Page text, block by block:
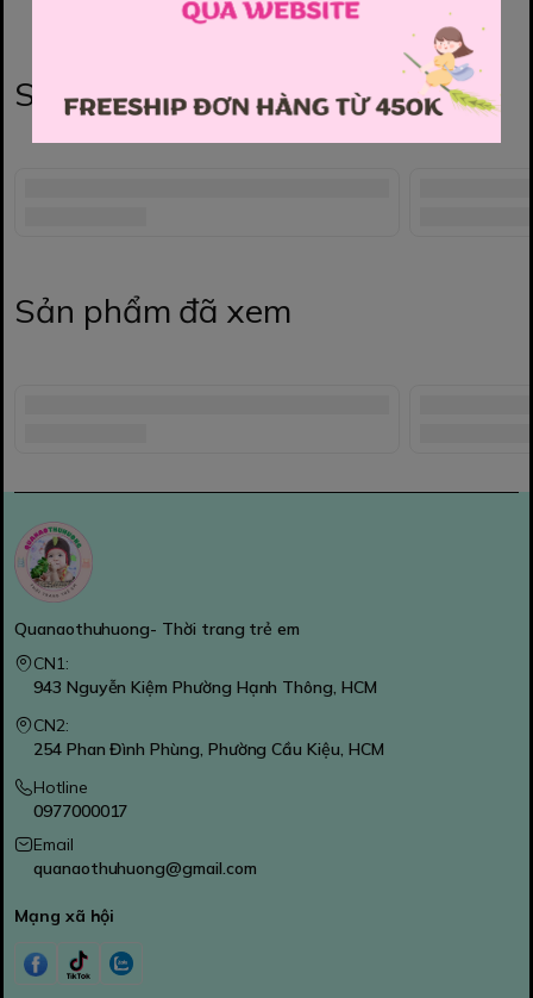
Sản phẩm liên quan
Sản phẩm đã xem
Quanaothuhuong- Thời trang trẻ em
CN1:
943 Nguyễn Kiệm Phường Hạnh Thông, HCM
CN2:
254 Phan Đình Phùng, Phường Cầu Kiệu, HCM
Hotline
0977000017
Email
quanaothuhuong@gmail.com
Mạng xã hội